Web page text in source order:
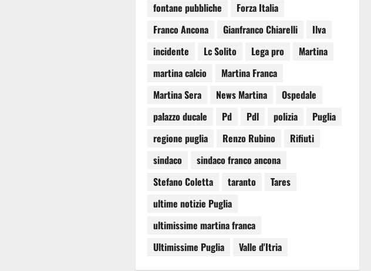
fontane pubbliche
Forza Italia
Franco Ancona
Gianfranco Chiarelli
Ilva
incidente
Lc Solito Lega pro
Martina
martina calcio
Martina Franca
Martina Sera
News Martina
Ospedale
palazzo ducale
Pd Pdl polizia
Puglia
regione puglia
Renzo Rubino
Rifiuti
sindaco
sindaco franco ancona
Stefano Coletta
taranto
Tares
ultime notizie Puglia
ultimissime martina franca
Ultimissime Puglia
Valle d'Itria